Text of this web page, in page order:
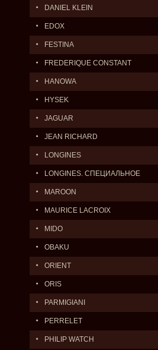
DANIEL KLEIN
EDOX
FESTINA
FREDERIQUE CONSTANT
HANOWA
HYSEK
JAGUAR
JEAN RICHARD
LONGINES
LONGINES. СПЕЦИАЛЬНОЕ
ПРЕДЛОЖЕНИЕ.
MAROON
MAURICE LACROIX
MIDO
OBAKU
ORIENT
ORIS
PARMIGIANI
PERRELET
PHILIP WATCH